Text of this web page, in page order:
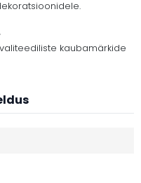
kaubamärkide